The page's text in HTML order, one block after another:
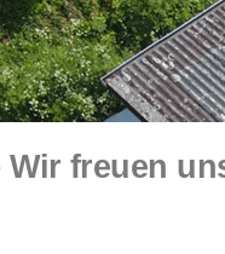
freuen